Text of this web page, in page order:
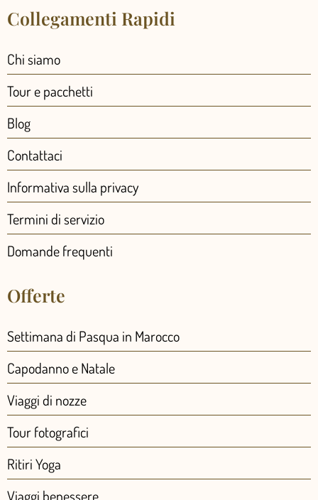
Collegamenti Rapidi
Chi siamo
Tour e pacchetti
Blog
Contattaci
Informativa sulla privacy
Termini di servizio
Domande frequenti
Offerte
Settimana di Pasqua in Marocco
Capodanno e Natale
Viaggi di nozze
Tour fotografici
Ritiri Yoga
Viaggi benessere